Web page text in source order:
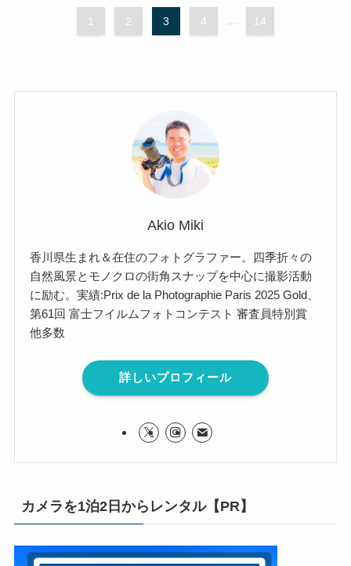
1 2 3 4 ... 14
Akio Miki
香川県生まれ＆在住のフォトグラファー。四季折々の
自然風景とモノクロの街角スナップを中心に撮影活動
に励む。実績:Prix de la Photographie Paris 2025 Gold、
第61回 富士フイルムフォトコンテスト 審査員特別賞
他多数
詳しいプロフィール
カメラを1泊2日からレンタル【PR】